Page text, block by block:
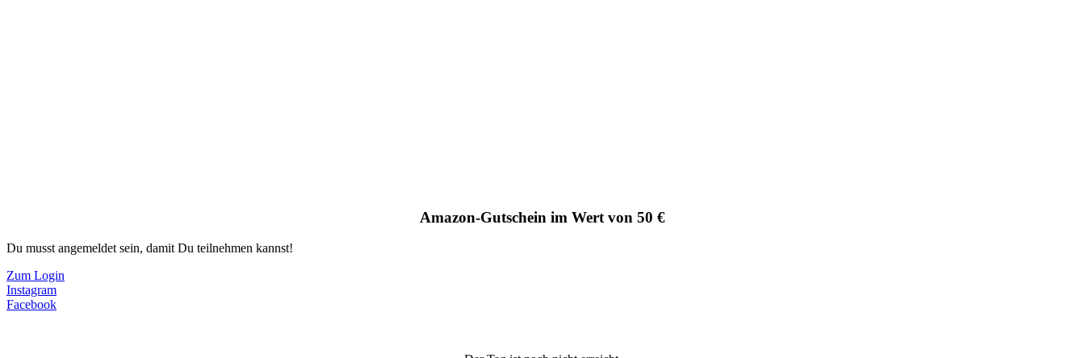
Amazon-Gutschein im Wert von 50 €
Du musst angemeldet sein, damit Du teilnehmen kannst!
Zum Login
Instagram
Facebook